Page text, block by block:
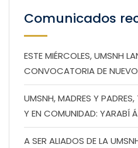
Comunicados
ESTE MIÉRCOLES, UMSNH
CONVOCATORIA DE
UMSNH, MADRES Y
Y EN COMUNIDAD: YARABÍ
A SER ALIADOS DE LA